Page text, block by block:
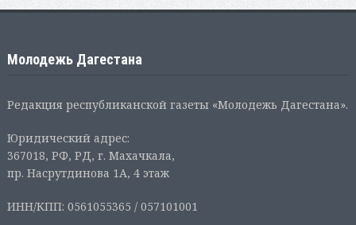
Молодежь Дагестана
Редакция республиканской газеты «Молодежь Дагестана».
Юридический адрес:
367018, РФ, РД, г. Махачкала,
пр. Насрутдинова 1А, 4 этаж
ИНН/КПП: 0561055365 / 057101001